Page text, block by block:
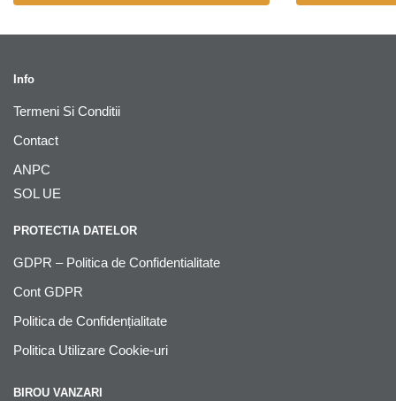
Info
Termeni Si Conditii
Contact
ANPC
SOL UE
PROTECTIA DATELOR
GDPR – Politica de Confidentialitate
Cont GDPR
Politica de Confidențialitate
Politica Utilizare Cookie-uri
BIROU VANZARI